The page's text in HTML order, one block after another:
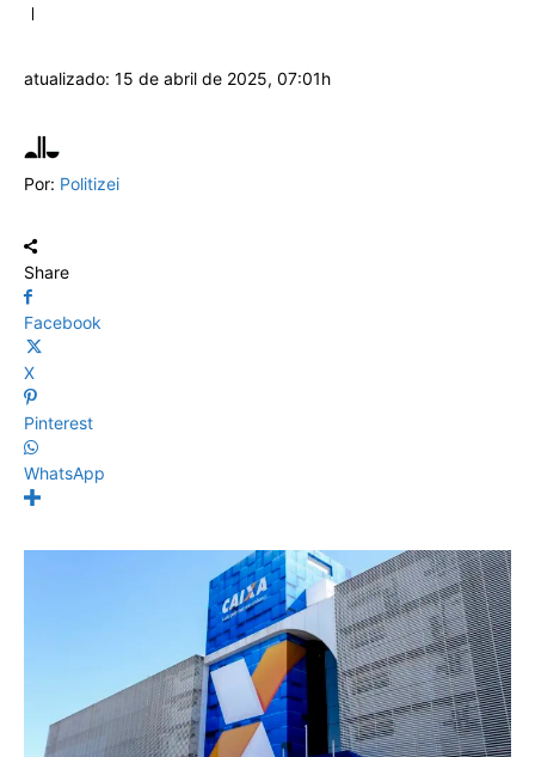
atualizado: 15 de abril de 2025, 07:01h
Por: Politizei
Share
Facebook
X
Pinterest
WhatsApp